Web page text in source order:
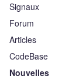
Signaux
Forum
Articles
CodeBase
Nouvelles